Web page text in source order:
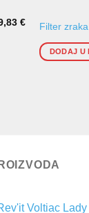
€ Filter
DODAJ U
Voltiac